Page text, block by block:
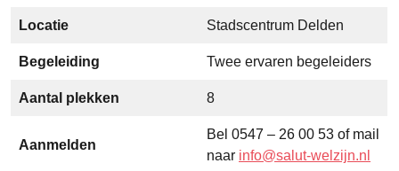
Locatie Stadscentrum Delden
Begeleiding Twee ervaren begeleiders
Aantal plekken 8
Aanmelden
Bel 0547 – 26 00 53 of mail
naar info@salut-welzijn.nl